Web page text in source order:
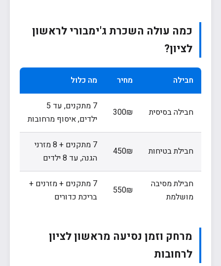
כמה עולה השכרת ג'ימבורי לראשון
לציון?
חבילה מחיר מה כלול
חבילה בסיסית 300₪
7 מתקנים, עד 5
ילדים, איסוף מרחובות
חבילת בטיחות 450₪
7 מתקנים + 8 מזרני
הגנה, עד 8 ילדים
חבילת מסיבה
מושלמת
550₪
7 מתקנים + מזרנים +
בריכת כדורים
מרחק וזמן נסיעה מראשון לציון
לרחובות